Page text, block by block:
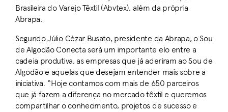
Brasileira do Varejo Têxtil (Abvtex), além da própria
Abrapa.
Segundo Júlio Cézar Busato, presidente da Abrapa, o Sou
de Algodão Conecta será um importante elo entre a
cadeia produtiva, as empresas que já aderiram ao Sou de
Algodão e aquelas que desejam entender mais sobre a
iniciativa. “Hoje contamos com mais de 650 parceiros
que já fazem a diferença no mercado têxtil e queremos
compartilhar o conhecimento, projetos de sucesso e